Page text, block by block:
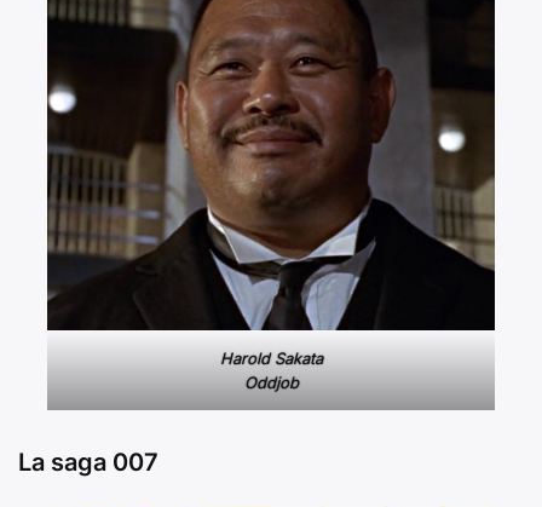
Harold Sakata
Oddjob
La saga 007